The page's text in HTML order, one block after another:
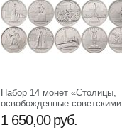
Набор 14 монет «Столицы,
освобожденные советскими
войсками» 2016 г.
1 650,00 руб.